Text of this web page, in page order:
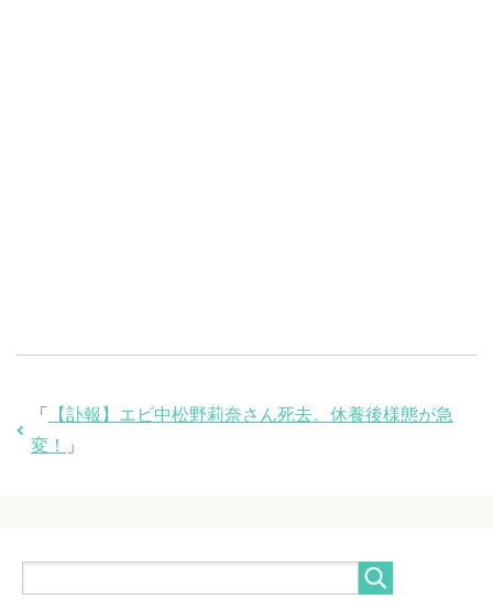
「
【訃報】エビ中松野莉奈さん死去。休養後様態が急
変！
」